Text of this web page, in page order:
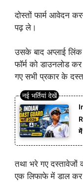
दोस्तों फार्म आवेदन
पढ़ ले।
उसके बाद अप्लाई
फॉर्म को डाउनलोड
गए सभी प्रकार के
में
तथा भरे गए
एक लिफाफे में डाल